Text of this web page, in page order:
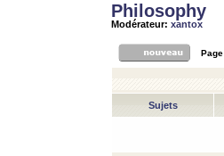
Philosophy
Modérateur: xantox
Page
Sujets